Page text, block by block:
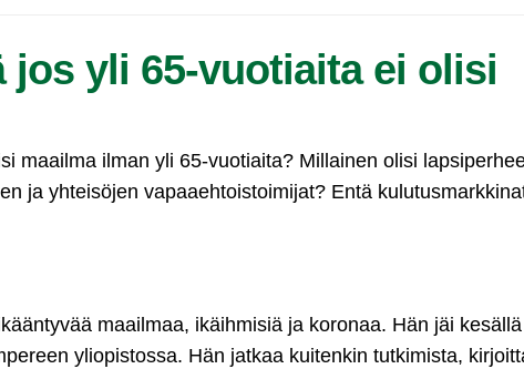
jos yli 65-vuotiaita ei olisi
maailma ilman yli 65-vuotiaita? Millainen olisi
ja yhteisöjen vapaaehtoistoimijat? Entä
maailmaa, ikäihmisiä ja koronaa. Hän jäi
yliopistossa. Hän jatkaa kuitenkin tutkimista,